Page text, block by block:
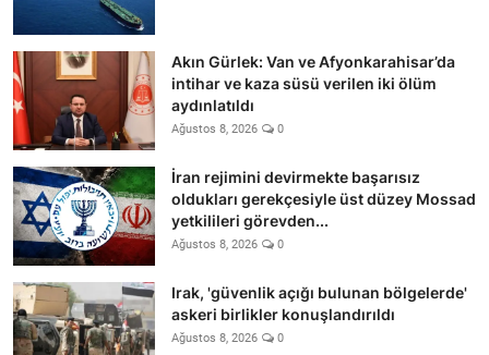
Akın Gürlek: Van ve Afyonkarahisar’da
intihar ve kaza süsü verilen iki ölüm
aydınlatıldı
Ağustos 8, 2026 0
İran rejimini devirmekte başarısız
oldukları gerekçesiyle üst düzey Mossad
yetkilileri görevden...
Ağustos 8, 2026 0
Irak, 'güvenlik açığı bulunan bölgelerde'
askeri birlikler konuşlandırıldı
Ağustos 8, 2026 0